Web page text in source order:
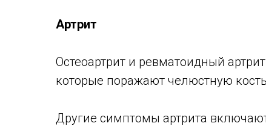
Артрит
Остеоартрит и ревматоидный
которые поражают челюстную
Другие симптомы артрита